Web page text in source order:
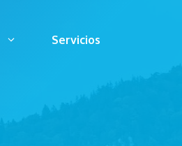
Servicios